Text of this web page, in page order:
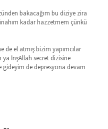
bakacağım bu diziye zira
kadar hazzetmem çünkü
de el atmış bizim yapımcılar
İnşAllah secret dizisine
gideyim de depresyona devam